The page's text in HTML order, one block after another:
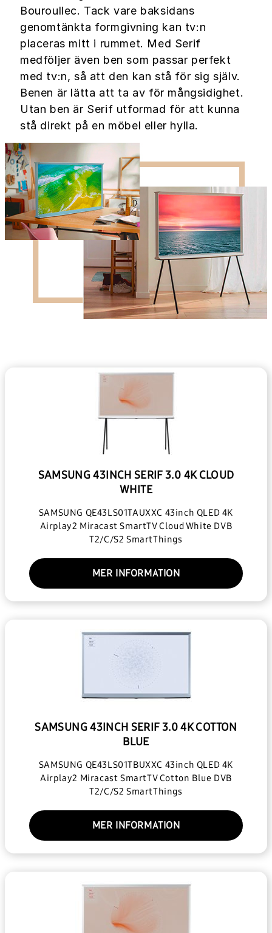
Bouroullec. Tack vare baksidans
genomtänkta formgivning kan tv:n
placeras mitt i rummet. Med Serif
medföljer även ben som passar perfekt
med tv:n, så att den kan stå för sig själv.
Benen är lätta att ta av för mångsidighet.
Utan ben är Serif utformad för att kunna
stå direkt på en möbel eller hylla.
SAMSUNG 43INCH SERIF 3.0 4K CLOUD
WHITE
SAMSUNG QE43LS01TAUXXC 43inch QLED 4K
Airplay2 Miracast SmartTV Cloud White DVB
T2/C/S2 SmartThings
MER INFORMATION
SAMSUNG 43INCH SERIF 3.0 4K COTTON
BLUE
SAMSUNG QE43LS01TBUXXC 43inch QLED 4K
Airplay2 Miracast SmartTV Cotton Blue DVB
T2/C/S2 SmartThings
MER INFORMATION